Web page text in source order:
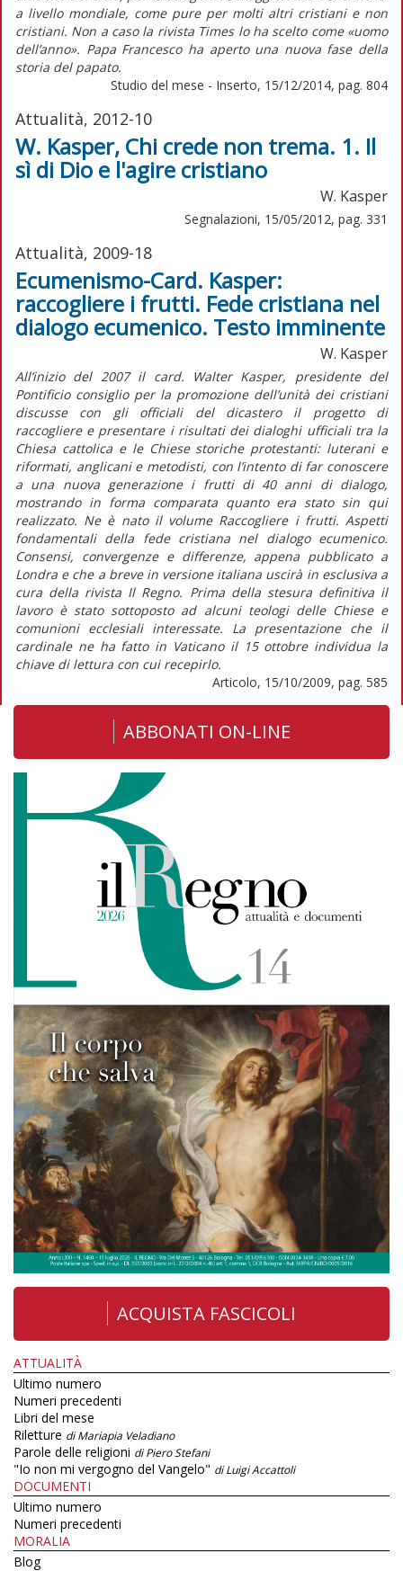
a livello mondiale, come pure per molti altri cristiani e non
cristiani. Non a caso la rivista Times lo ha scelto come «uomo
dell’anno». Papa Francesco ha aperto una nuova fase della
storia del papato.
Studio del mese - Inserto, 15/12/2014, pag. 804
Attualità, 2012-10
W. Kasper, Chi crede non trema. 1. Il
sì di Dio e l'agire cristiano
W. Kasper
Segnalazioni, 15/05/2012, pag. 331
Attualità, 2009-18
Ecumenismo-Card. Kasper:
raccogliere i frutti. Fede cristiana nel
dialogo ecumenico. Testo imminente
W. Kasper
All’inizio del 2007 il card. Walter Kasper, presidente del
Pontificio consiglio per la promozione dell’unità dei cristiani
discusse con gli officiali del dicastero il progetto di
raccogliere e presentare i risultati dei dialoghi ufficiali tra la
Chiesa cattolica e le Chiese storiche protestanti: luterani e
riformati, anglicani e metodisti, con l’intento di far conoscere
a una nuova generazione i frutti di 40 anni di dialogo,
mostrando in forma comparata quanto era stato sin qui
realizzato. Ne è nato il volume Raccogliere i frutti. Aspetti
fondamentali della fede cristiana nel dialogo ecumenico.
Consensi, convergenze e differenze, appena pubblicato a
Londra e che a breve in versione italiana uscirà in esclusiva a
cura della rivista Il Regno. Prima della stesura definitiva il
lavoro è stato sottoposto ad alcuni teologi delle Chiese e
comunioni ecclesiali interessate. La presentazione che il
cardinale ne ha fatto in Vaticano il 15 ottobre individua la
chiave di lettura con cui recepirlo.
Articolo, 15/10/2009, pag. 585
ABBONATI ON-LINE
ACQUISTA FASCICOLI
ATTUALITÀ
Ultimo numero
Numeri precedenti
Libri del mese
Riletture di Mariapia Veladiano
Parole delle religioni di Piero Stefani
"Io non mi vergogno del Vangelo" di Luigi Accattoli
DOCUMENTI
Ultimo numero
Numeri precedenti
MORALIA
Blog